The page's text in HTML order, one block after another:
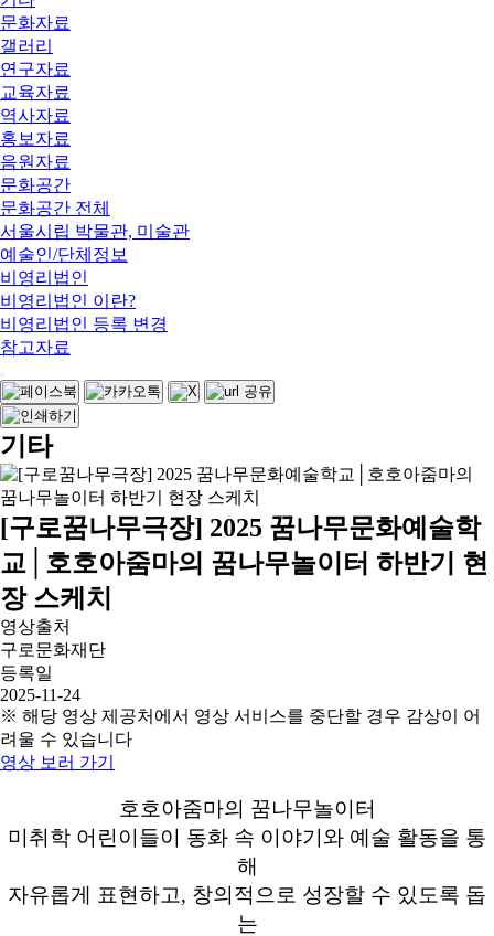
문화자료
갤러리
연구자료
교육자료
역사자료
홍보자료
음원자료
문화공간
문화공간 전체
서울시립 박물관, 미술관
예술인/단체정보
비영리법인
비영리법인 이란?
비영리법인 등록 변경
참고자료
기타
[구로꿈나무극장] 2025 꿈나무문화예술학
교│호호아줌마의 꿈나무놀이터 하반기 현
장 스케치
영상출처
구로문화재단
등록일
2025-11-24
※ 해당 영상 제공처에서 영상 서비스를 중단할 경우 감상이 어
려울 수 있습니다
영상 보러 가기
호호아줌마의 꿈나무놀이터
미취학 어린이들이 동화 속 이야기와 예술 활동을 통
해
자유롭게 표현하고, 창의적으로 성장할 수 있도록 돕
는